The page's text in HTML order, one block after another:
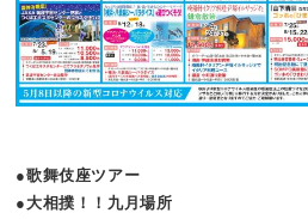
●歌舞伎座ツアー
●大相撲！！九月場所